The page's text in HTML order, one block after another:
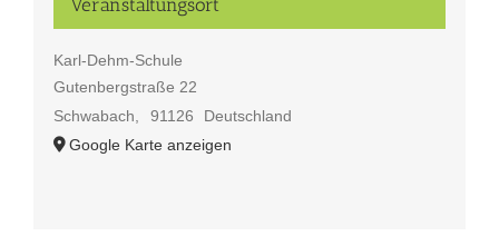
Karl-Dehm-Schule
Gutenbergstraße 22
Schwabach
91126
Deutschland
Google Karte anzeigen